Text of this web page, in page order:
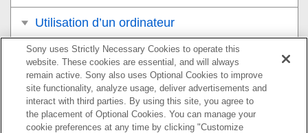
Utilisation d’un ordinateur
Liste des éléments du MENU
Précautions/Le produit
Si vous avez des problèmes
Sony uses Strictly Necessary Cookies to operate this
website. These cookies are essential, and will always
remain active. Sony also uses Optional Cookies to improve
site functionality, analyze usage, deliver advertisements and
interact with third parties. By using this site, you agree to
the placement of Optional Cookies. You can manage your
cookie preferences at any time by clicking "Customize